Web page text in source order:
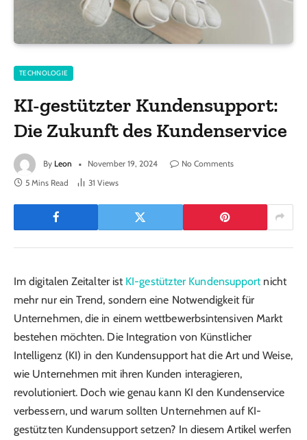
TECHNOLOGIE
KI-gestützter Kundensupport:
Die Zukunft des Kundenservice
By Leon November 19, 2024
No Comments
5 Mins Read
31 Views
Im digitalen Zeitalter ist KI-gestützter Kundensupportnicht
mehr nur ein Trend, sondern eine Notwendigkeit für
Unternehmen, die in einem wettbewerbsintensiven Markt
bestehen möchten. Die Integration von Künstlicher
Intelligenz (KI) in den Kundensupport hat die Art und Weise,
wie Unternehmen mit ihren Kunden interagieren,
revolutioniert. Doch wie genau kann KI den Kundenservice
verbessern, und warum sollten Unternehmen auf KI-
gestützten Kundensupport setzen? In diesem Artikel werfen